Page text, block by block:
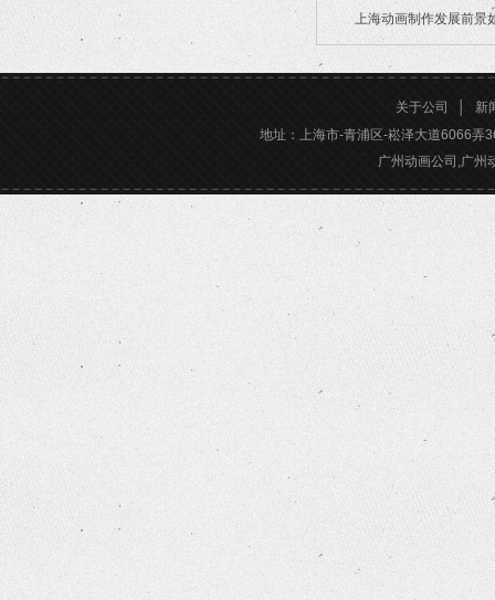
2026/02/28
上海动画制作发展前景
2026/02/24
关于公司
新
地址：上海市-青浦区-崧泽大道6066弄
广州动画公司,广州